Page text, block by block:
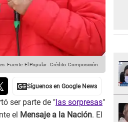
Fuente: El Popular-Crédito: Composición
ser parte de " las sorpresas"
el Mensaje a la Nación. El